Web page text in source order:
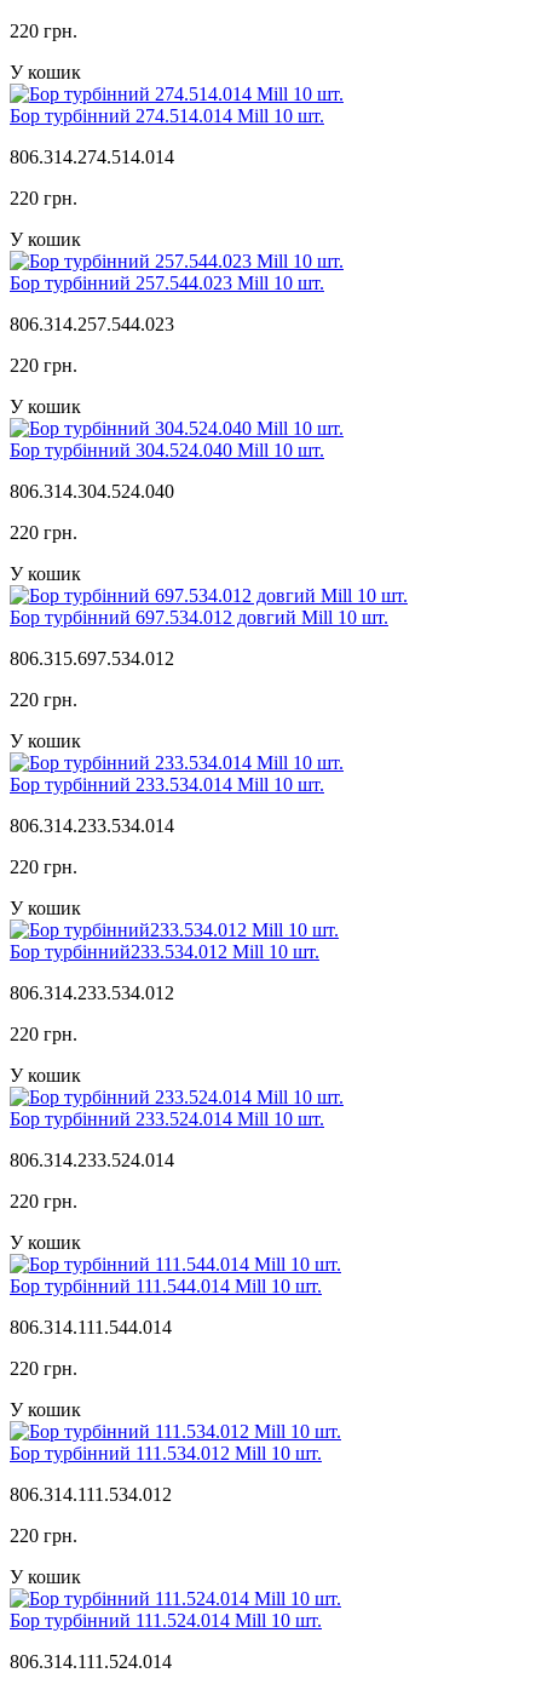
220 грн.
У кошик
Бор турбінний 274.514.014 Mill 10 шт.
806.314.274.514.014
220 грн.
У кошик
Бор турбінний 257.544.023 Mill 10 шт.
806.314.257.544.023
220 грн.
У кошик
Бор турбінний 304.524.040 Mill 10 шт.
806.314.304.524.040
220 грн.
У кошик
Бор турбінний 697.534.012 довгий Mill 10 шт.
806.315.697.534.012
220 грн.
У кошик
Бор турбінний 233.534.014 Mill 10 шт.
806.314.233.534.014
220 грн.
У кошик
Бор турбінний233.534.012 Mill 10 шт.
806.314.233.534.012
220 грн.
У кошик
Бор турбінний 233.524.014 Mill 10 шт.
806.314.233.524.014
220 грн.
У кошик
Бор турбінний 111.544.014 Mill 10 шт.
806.314.111.544.014
220 грн.
У кошик
Бор турбінний 111.534.012 Mill 10 шт.
806.314.111.534.012
220 грн.
У кошик
Бор турбінний 111.524.014 Mill 10 шт.
806.314.111.524.014